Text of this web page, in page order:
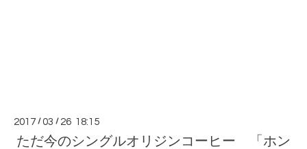
2017 /03 / 26 18:15
ただ今のシングルオリジンコーヒー 「ホン